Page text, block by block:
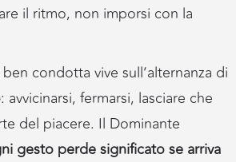
il ritmo, non imporsi con la
condotta vive sull’alternanza di
: avvicinarsi, fermarsi, lasciare che
del piacere. Il Dominante
gesto perde significato se arriva